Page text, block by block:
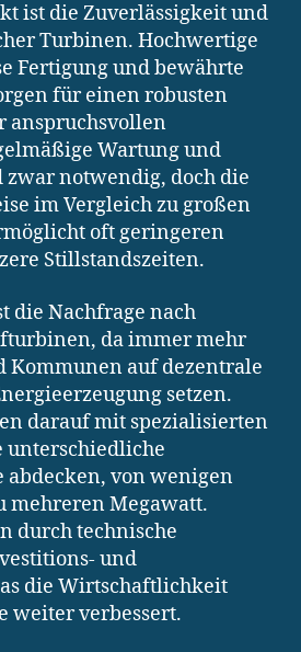
ist die Zuverlässigkeit und
Turbinen. Hochwertige
Fertigung und bewährte
für einen robusten
anspruchsvollen
Wartung und
notwendig, doch die
im Vergleich zu großen
oft geringeren
Stillstandszeiten.
die Nachfrage nach
da immer mehr
Kommunen auf dezentrale
setzen.
darauf mit spezialisierten
abdecken, von wenigen
mehreren Megawatt.
durch technische
und
die Wirtschaftlichkeit
weiter verbessert.